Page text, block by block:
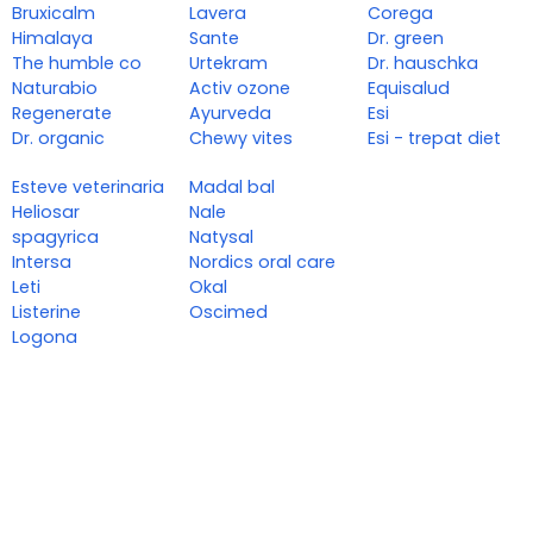
Bruxicalm
Himalaya
The humble co
Naturabio
Regenerate
Dr. organic
Lavera
Sante
Urtekram
Activ ozone
Ayurveda
Chewy vites
Corega
Dr. green
Dr. hauschka
Equisalud
Esi
Esi - trepat diet
Esteve veterinaria
Heliosar
spagyrica
Intersa
Leti
Listerine
Logona
Madal bal
Nale
Natysal
Nordics oral care
Okal
Oscimed